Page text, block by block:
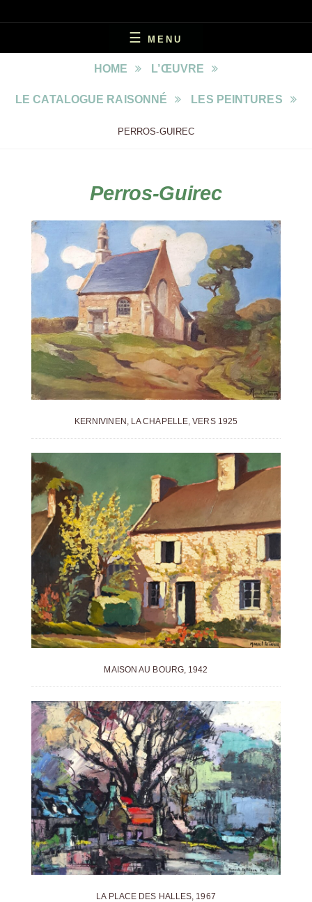
MARCEL LE TOISER
MENU
HOME L’ŒUVRE
LE CATALOGUE RAISONNÉ LES PEINTURES
PERROS-GUIREC
Perros-Guirec
KERNIVINEN, LA CHAPELLE, VERS 1925
MAISON AU BOURG, 1942
LA PLACE DES HALLES, 1967